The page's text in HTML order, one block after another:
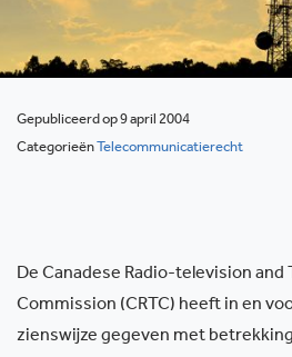
Gepubliceerd op 9 april 2004
Categorieën Telecommunicatierecht
De Canadese Radio-television
Commission (CRTC) heeft in en
zienswijze gegeven met